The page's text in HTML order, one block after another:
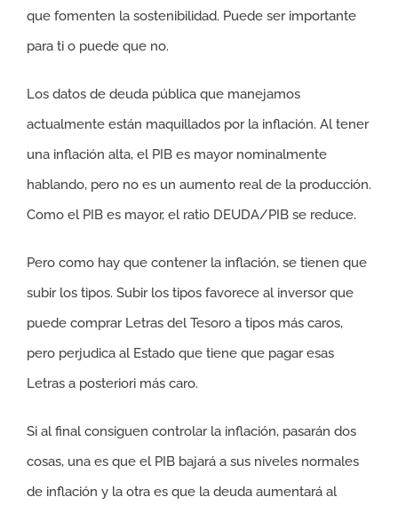
que fomenten la sostenibilidad. Puede ser importante
para ti o puede que no.
Los datos de deuda pública que manejamos
actualmente están maquillados por la inflación. Al tener
una inflación alta, el PIB es mayor nominalmente
hablando, pero no es un aumento real de la producción.
Como el PIB es mayor, el ratio DEUDA/PIB se reduce.
Pero como hay que contener la inflación, se tienen que
subir los tipos. Subir los tipos favorece al inversor que
puede comprar Letras del Tesoro a tipos más caros,
pero perjudica al Estado que tiene que pagar esas
Letras a posteriori más caro.
Si al final consiguen controlar la inflación, pasarán dos
cosas, una es que el PIB bajará a sus niveles normales
de inflación y la otra es que la deuda aumentará al